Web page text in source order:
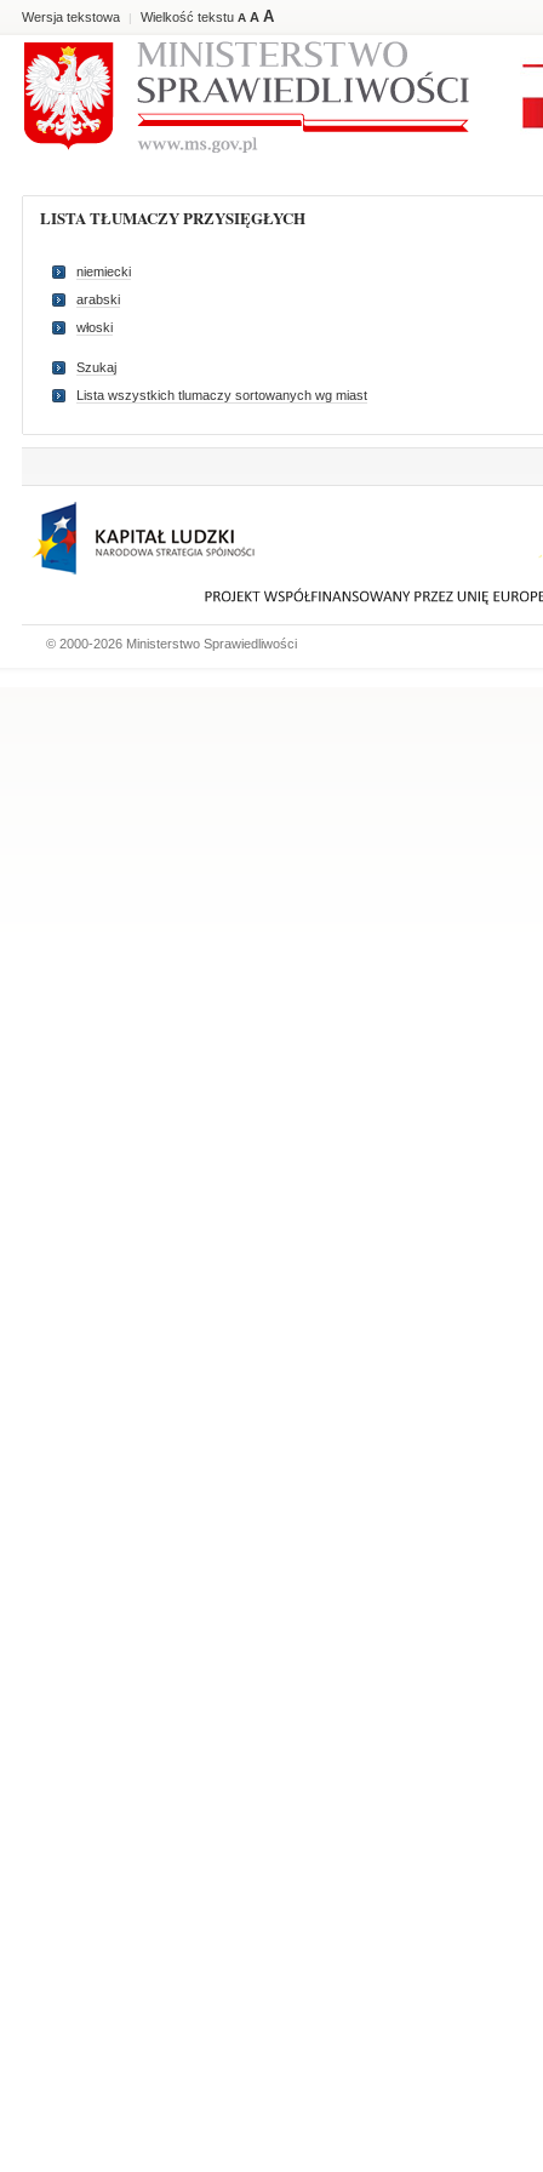
Wersja tekstowa | Wielkość tekstu A A A
LISTA TŁUMACZY PRZYSIĘGŁYCH
niemiecki
arabski
włoski
Szukaj
Lista wszystkich tlumaczy sortowanych wg miast
© 2000-2026 Ministerstwo Sprawiedliwości